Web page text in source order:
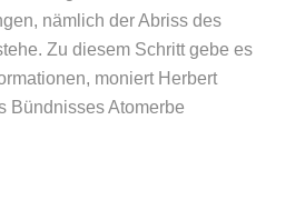
nämlich der Abriss des
Zu diesem Schritt gebe es
moniert Herbert
Bündnisses Atomerbe